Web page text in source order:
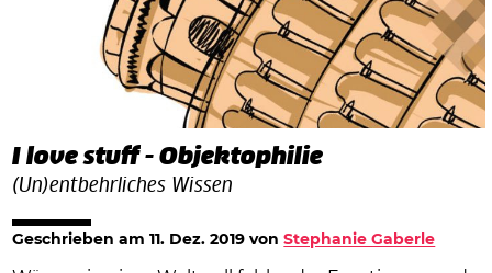
I love stuff - Objektophilie
(Un)entbehrliches Wissen
Geschrieben am11. Dez. 2019 vonStephanie Gaberle